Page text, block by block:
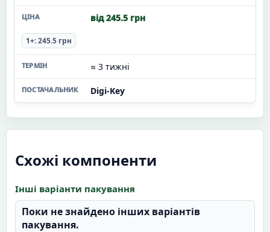
від 245.5 грн
1+: 245.5 грн
≈ 3 тижні
Digi-Key
Схожі компоненти
Інші варіанти пакування
Поки не знайдено інших варіантів
пакування.